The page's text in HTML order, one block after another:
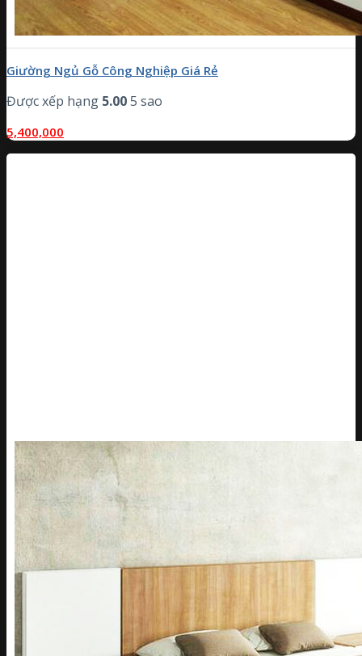
Giường Ngủ Gỗ Công Nghiệp Giá Rẻ
Được xếp hạng 5.005 sao
5,400,000